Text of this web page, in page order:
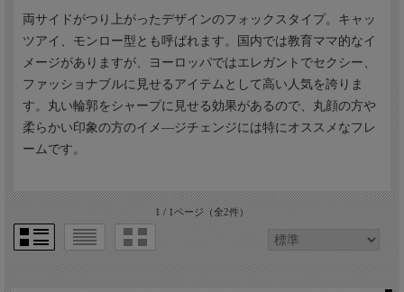
両サイドがつり上がったデザインのフォックスタイプ。キャッ
ツアイ、モンロー型とも呼ばれます。国内では教育ママ的なイ
メージがありますが、ヨーロッパではエレガントでセクシー、
ファッショナブルに見せるアイテムとして高い人気を誇りま
す。丸い輪郭をシャープに見せる効果があるので、丸顔の方や
柔らかい印象の方のイメ―ジチェンジには特にオススメなフレ
ームです。
1 / 1ページ（全2件）